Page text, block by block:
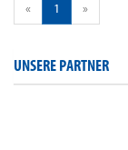
« 1 »
UNSERE PARTNER